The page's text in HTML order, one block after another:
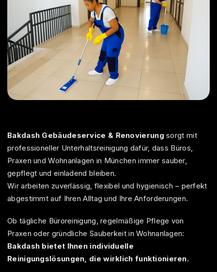
Bakdash Gebäudeservice & Renovierung sorgt mit
professioneller Unterhaltsreinigung dafür, dass Büros,
Praxen und Wohnanlagen in München immer sauber,
gepflegt und einladend bleiben.
Wir arbeiten zuverlässig, flexibel und hygienisch – perfekt
abgestimmt auf Ihren Alltag und Ihre Anforderungen.
Ob tägliche Büroreinigung, regelmäßige Pflege von
Praxen oder gründliche Sauberkeit in Wohnanlagen:
Bakdash bietet Ihnen individuelle
Reinigungslösungen, die wirklich funktionieren.